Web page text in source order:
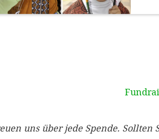
uns über jede Spende.